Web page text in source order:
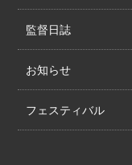
監督日誌
お知らせ
フェスティバル